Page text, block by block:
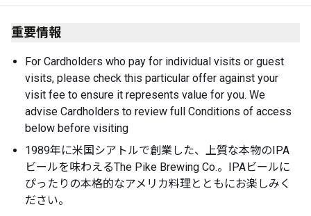
Monday 09:00 - 20:00
Tuesday
Wednesday 09:00 - 20:00
Thursday 09:00 - 20:00
Friday 09:00 - 20:00
Saturday
Sunday 09:00 - 21:00
重要情報
For Cardholders who pay for individual visits or guest
visits, please check this particular offer against your
visit fee to ensure it represents value for you. We
advise Cardholders to review full Conditions of access
below before visiting
1989年に米国シアトルで創業した、上質な本物のIPA
ビールを味わえるThe Pike Brewing Co.。IPAビールに
ぴったりの本格的なアメリカ料理とともにお楽しみく
ださい。